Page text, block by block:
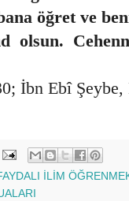
öğret ve
olsun.
İbn Ebî
İLİM